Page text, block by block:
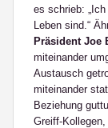
es schrieb:
Leben sind.“
Präsident Joe
miteinander
Austausch
miteinander
Beziehung
Greiff-